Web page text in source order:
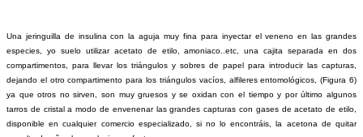
Una jeringuilla de insulina con la aguja muy fina para inyectar el veneno en las grandes
especies, yo suelo utilizar acetato de etilo, amoniaco..etc, una cajita separada en dos
compartimentos, para llevar los triángulos y sobres de papel para introducir las capturas,
dejando el otro compartimento para los triángulos vacíos, alfileres entomológicos, (Figura 6)
ya que otros no sirven, son muy gruesos y se oxidan con el tiempo y por último algunos
tarros de cristal a modo de envenenar las grandes capturas con gases de acetato de etilo,
disponible en cualquier comercio especializado, si no lo encontráis, la acetona de quitar